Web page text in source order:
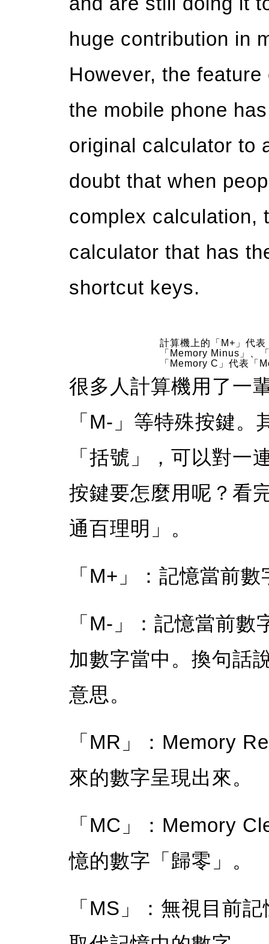
huge contribution in
However, the
the mobile phone
original calculator to
doubt that when
complex calculation,
calculator that has
shortcut keys.
計算機上的「M+」代
「Memory Minus」、
「Memory C」代表「
很多人計算機用了一
「M-」等特殊按鍵
「括號」，可以對一
按鍵要怎麼用呢？看
通百理明」。
「M+」：記憶當前
「M-」：記憶當前
加數字當中。換句話
意思。
「MR」：Memory
來的數字呈現出來。
「MC」：Memory
憶的數字「歸零」。
「MS」：無視目前